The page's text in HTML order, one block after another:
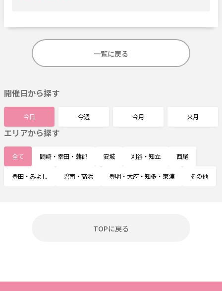
一覧に戻る
開催日から探す
今日 今週 今月 来月
エリアから探す
全て 岡崎・幸田・蒲郡 安城 刈谷・知立 西尾
豊田・みよし 碧南・高浜 豊明・大府・知多・東浦 その他
TOPに戻る